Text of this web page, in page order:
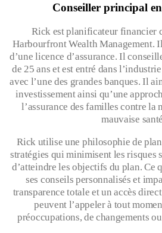
Conseiller principal
Rick est planificateur financier
Harbourfront Wealth Management.
d’une licence d’assurance. Il
de 25 ans et est entré dans
avec l’une des grandes banques. Il
investissement ainsi qu’une
l’assurance des familles contre la
mauvaise
Rick utilise une philosophie de
stratégies qui minimisent les risques
d’atteindre les objectifs du plan. Ce
ses conseils personnalisés et
transparence totale et un accès
peuvent l’appeler à tout
préoccupations, de changements